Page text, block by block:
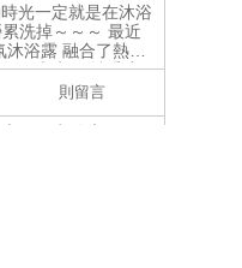
光一定就是在沐浴
洗掉～～～ 最近
浴露 融合了熱帶
服療癒～ 持香度
泡哦 而且本來有
不會有沖洗不乾淨
則留言